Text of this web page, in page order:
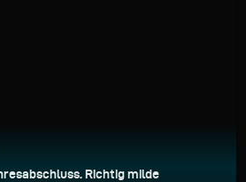
Richtig milde